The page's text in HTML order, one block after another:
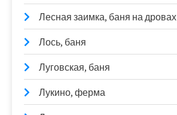
Лесная заимка, баня на дровах
Лось, баня
Луговская, баня
Лукино, ферма